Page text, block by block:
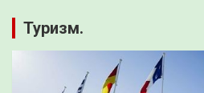
Туризм.